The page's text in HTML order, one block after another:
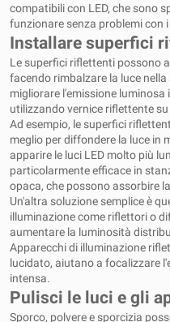
compatibili con LED, che sono
funzionare senza problemi con i
Installare superfici
Le superfici riflettenti possono
facendo rimbalzare la luce
migliorare l'emissione
utilizzando vernice riflettente
Ad esempio, le superfici
meglio per diffondere la luce in
apparire le luci LED molto più
particolarmente efficace in
opaca, che possono assorbire
Un'altra soluzione semplice è
illuminazione come riflettori o
aumentare la luminosità
Apparecchi di illuminazione
lucidato, aiutano a focalizzare
intensa.
Pulisci le luci e gli
Sporco, polvere e sporcizia